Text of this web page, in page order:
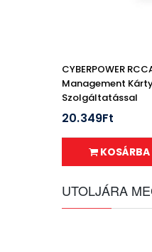
CYBERPOWER
Management
Szolgáltatással
20.349Ft
KOSÁRBA
UTOLJÁRA